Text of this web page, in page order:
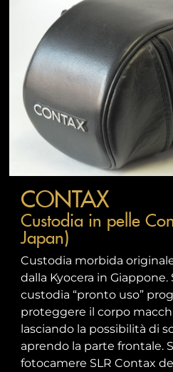
CONTAX
Custodia in pelle
Japan)
Custodia morbida
dalla Kyocera in
custodia “pronto uso”
proteggere il corpo
lasciando la possibilità di
aprendo la parte frontale.
fotocamere SLR Contax